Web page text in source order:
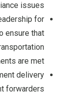
issues.
for
ensure that
are met.
delivery
forwarders.